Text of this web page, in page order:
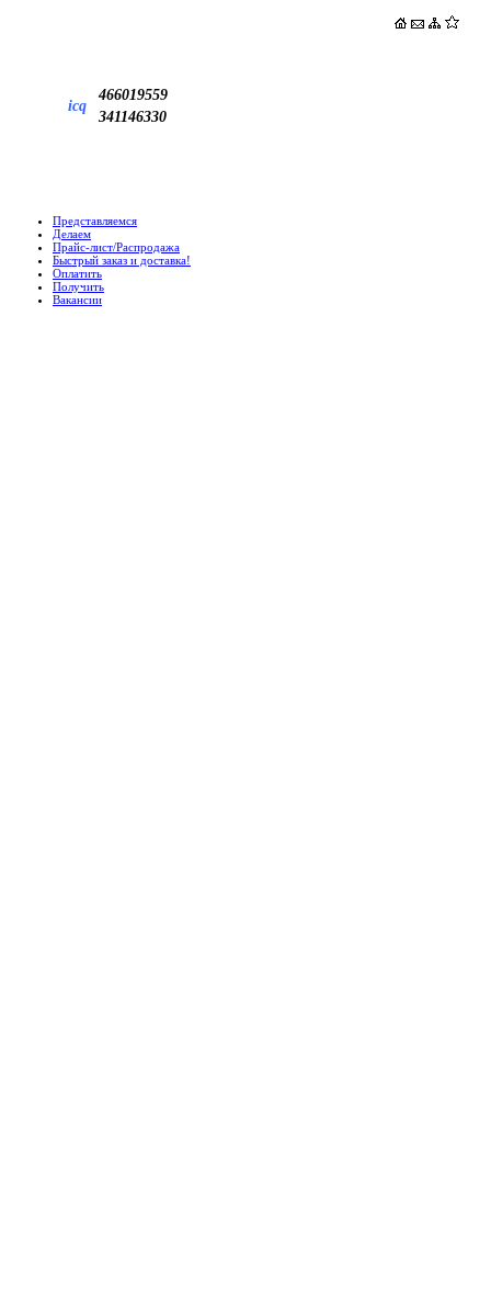
icq
466019559
341146330
Представляемся
Делаем
Прайс-лист/Распродажа
Быстрый заказ и доставка!
Оплатить
Получить
Вакансии